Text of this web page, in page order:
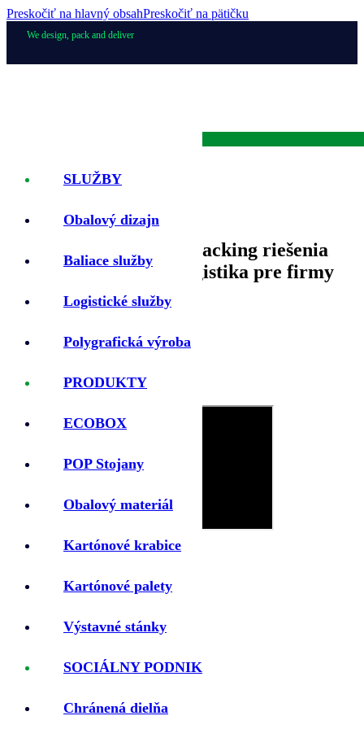
Preskočiť na hlavný obsahPreskočiť na pätičku
We design, pack and deliver
SLUŽBY
Obalový dizajn
Baliace služby
Logistické služby
Polygrafická výroba
PRODUKTY
ECOBOX
POP Stojany
Obalový materiál
Kartónové krabice
Kartónové palety
Výstavné stánky
SOCIÁLNY PODNIK
Chránená dielňa
Efektívne Co-packing riešenia
a spoľahlivá logistika pre firmy
Komplexné